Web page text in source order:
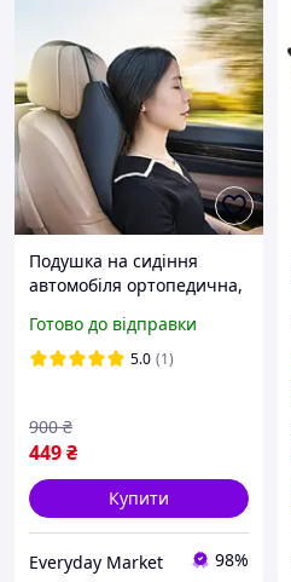
Подушка на сидіння
автомобіля ортопедична,
тіла М 29 х 23 х 6.5 см
Готово до відправки
5.0 (1)
449₴
900 ₴
Купити
Everyday Market 98%